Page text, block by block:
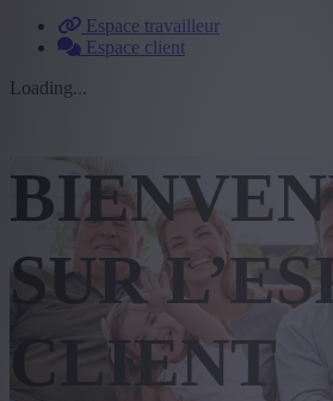
Espace travailleur
Espace client
Loading...
SUR
CLIENT